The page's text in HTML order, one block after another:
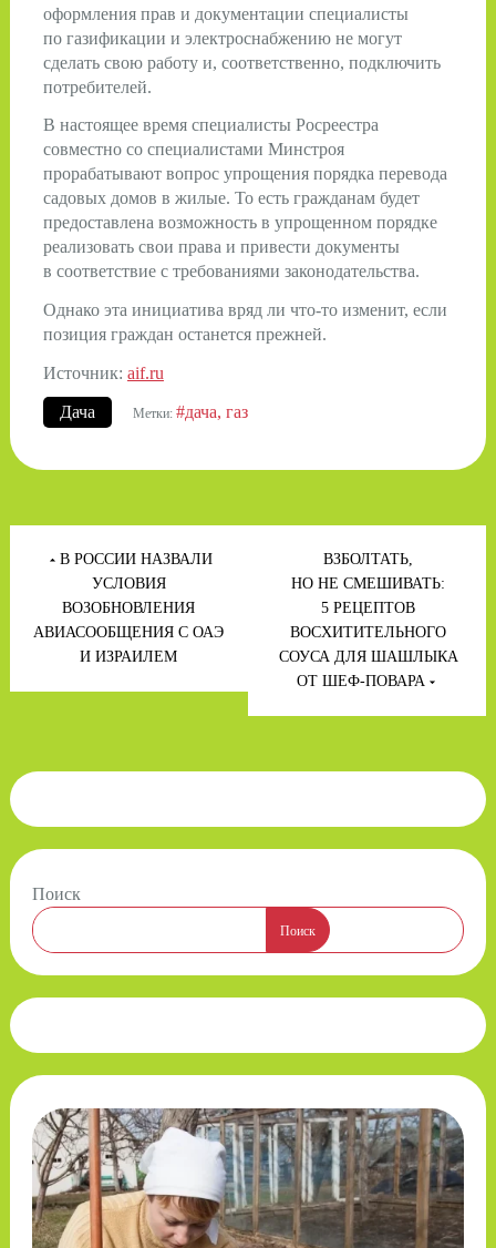
оформления прав и документации специалисты
по газификации и электроснабжению не могут
сделать свою работу и, соответственно, подключить
потребителей.
В настоящее время специалисты Росреестра
совместно со специалистами Минстроя
прорабатывают вопрос упрощения порядка перевода
садовых домов в жилые. То есть гражданам будет
предоставлена возможность в упрощенном порядке
реализовать свои права и привести документы
в соответствие с требованиями законодательства.
Однако эта инициатива вряд ли что-то изменит, если
позиция граждан останется прежней.
Источник: aif.ru
Дача Метки: #дача газ
Навигация
записям
В РОССИИ НАЗВАЛИ
УСЛОВИЯ
ВОЗОБНОВЛЕНИЯ
АВИАСООБЩЕНИЯ С ОАЭ
И ИЗРАИЛЕМ
ВЗБОЛТАТЬ,
НО НЕ СМЕШИВАТЬ:
5 РЕЦЕПТОВ
ВОСХИТИТЕЛЬНОГО
СОУСА ДЛЯ ШАШЛЫКА
ОТ ШЕФ-ПОВАРА
Поиск
Поиск